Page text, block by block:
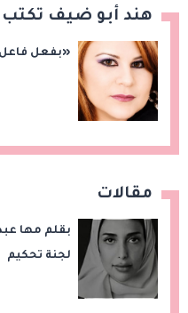
هند أبو ضيف تكتب
«بفعل
مقالات
بقلم مها
لجنة تحكيم